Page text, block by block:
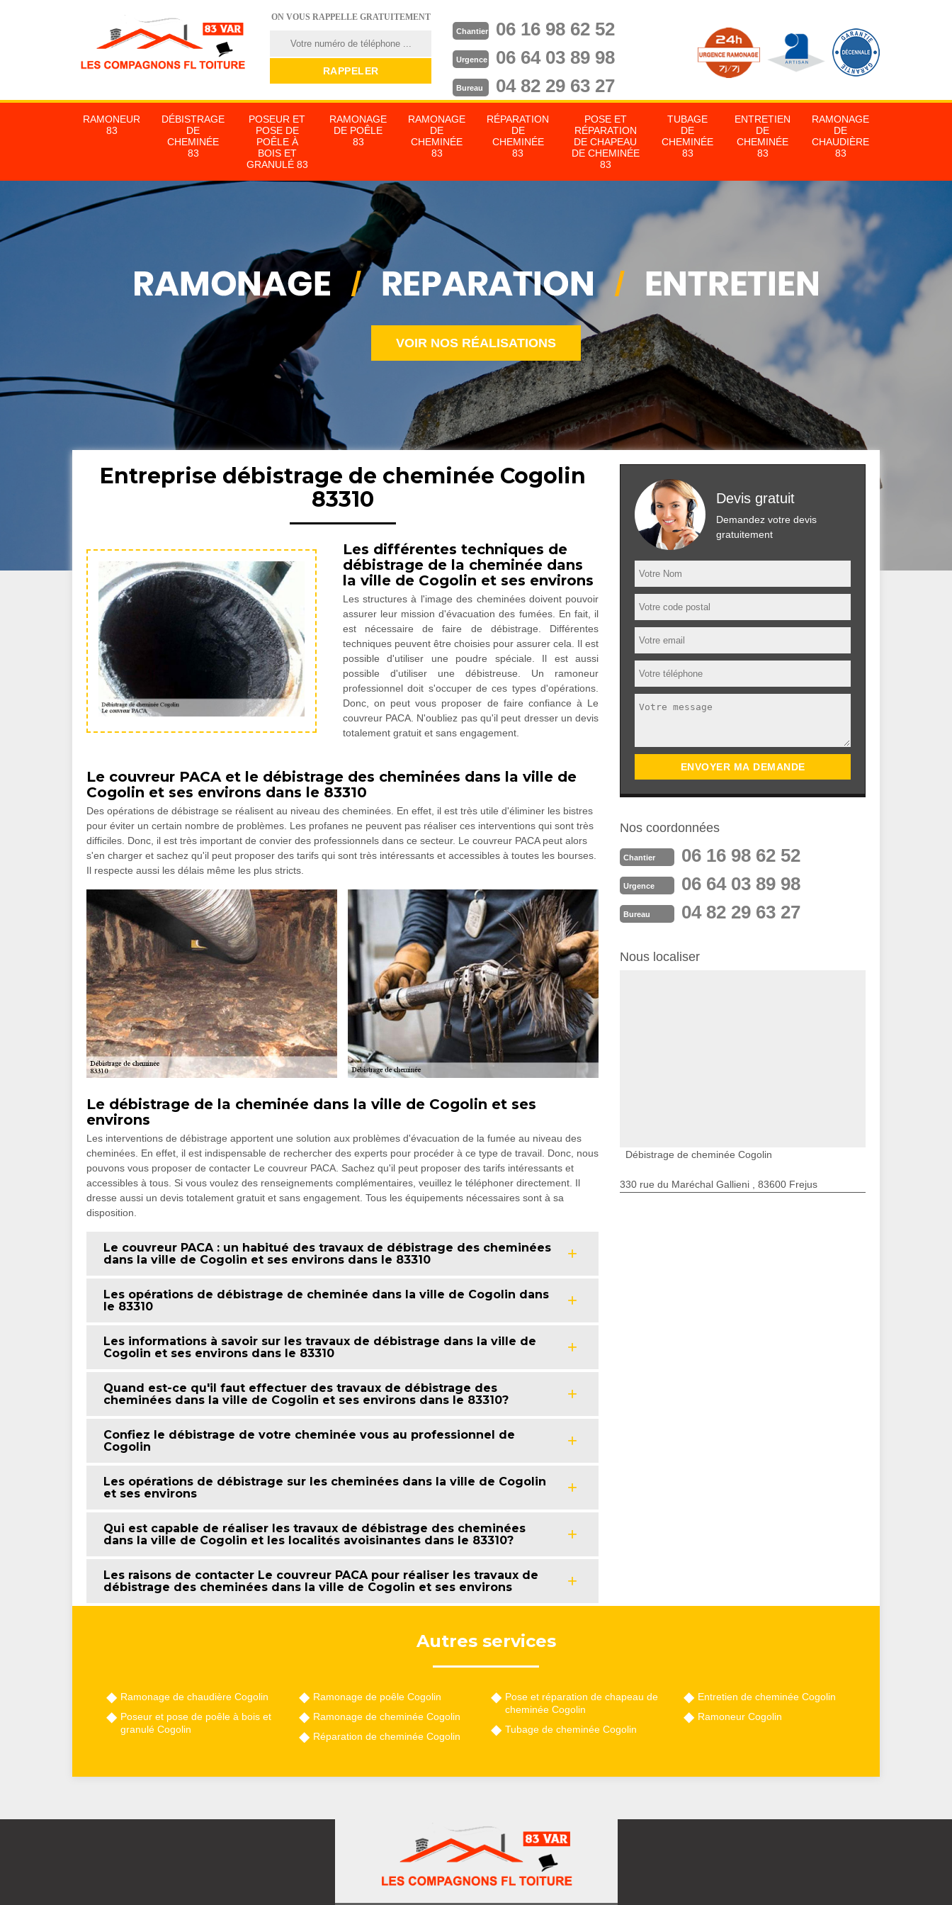
ON VOUS RAPPELLE GRATUITEMENT
Chantier 06 16 98 62 52
Urgence 06 64 03 89 98
Bureau 04 82 29 63 27
RAMONEUR
83
DÉBISTRAGE
DE
CHEMINÉE
83
POSEUR ET
POSE DE
POÊLE À
BOIS ET
GRANULÉ 83
RAMONAGE
DE POÊLE
83
RAMONAGE
DE
CHEMINÉE
83
RÉPARATION
DE
CHEMINÉE
83
POSE ET
RÉPARATION
DE CHAPEAU
DE CHEMINÉE
83
TUBAGE
DE
CHEMINÉE
83
ENTRETIEN
DE
CHEMINÉE
83
RAMONAGE
DE
CHAUDIÈRE
83
VOIR NOS RÉALISATIONS
Entreprise débistrage de cheminée Cogolin
83310
Les différentes techniques de
débistrage de la cheminée dans
la ville de Cogolin et ses environs
Les structures à l'image des cheminées doivent pouvoir
assurer leur mission d'évacuation des fumées. En fait, il
est nécessaire de faire de débistrage. Différentes
techniques peuvent être choisies pour assurer cela. Il est
possible d'utiliser une poudre spéciale. Il est aussi
possible d'utiliser une débistreuse. Un ramoneur
professionnel doit s'occuper de ces types d'opérations.
Donc, on peut vous proposer de faire confiance à Le
couvreur PACA. N'oubliez pas qu'il peut dresser un devis
totalement gratuit et sans engagement.
Le couvreur PACA et le débistrage des cheminées dans la ville de
Cogolin et ses environs dans le 83310
Des opérations de débistrage se réalisent au niveau des cheminées. En effet, il est très utile d'éliminer les bistres
pour éviter un certain nombre de problèmes. Les profanes ne peuvent pas réaliser ces interventions qui sont très
difficiles. Donc, il est très important de convier des professionnels dans ce secteur. Le couvreur PACA peut alors
s'en charger et sachez qu'il peut proposer des tarifs qui sont très intéressants et accessibles à toutes les bourses.
Il respecte aussi les délais même les plus stricts.
Le débistrage de la cheminée dans la ville de Cogolin et ses
environs
Les interventions de débistrage apportent une solution aux problèmes d'évacuation de la fumée au niveau des
cheminées. En effet, il est indispensable de rechercher des experts pour procéder à ce type de travail. Donc, nous
pouvons vous proposer de contacter Le couvreur PACA. Sachez qu'il peut proposer des tarifs intéressants et
accessibles à tous. Si vous voulez des renseignements complémentaires, veuillez le téléphoner directement. Il
dresse aussi un devis totalement gratuit et sans engagement. Tous les équipements nécessaires sont à sa
disposition.
Le couvreur PACA : un habitué des travaux de débistrage des cheminées
dans la ville de Cogolin et ses environs dans le 83310
Les opérations de débistrage de cheminée dans la ville de Cogolin dans
le 83310
Les informations à savoir sur les travaux de débistrage dans la ville de
Cogolin et ses environs dans le 83310
Quand est-ce qu'il faut effectuer des travaux de débistrage des
cheminées dans la ville de Cogolin et ses environs dans le 83310?
Confiez le débistrage de votre cheminée vous au professionnel de
Cogolin
Les opérations de débistrage sur les cheminées dans la ville de Cogolin
et ses environs
Qui est capable de réaliser les travaux de débistrage des cheminées
dans la ville de Cogolin et les localités avoisinantes dans le 83310?
Les raisons de contacter Le couvreur PACA pour réaliser les travaux de
débistrage des cheminées dans la ville de Cogolin et ses environs
Devis gratuit
Demandez votre devis
gratuitement
Nos coordonnées
Chantier 06 16 98 62 52
Urgence 06 64 03 89 98
Bureau 04 82 29 63 27
Nous localiser
Débistrage de cheminée Cogolin
330 rue du Maréchal Gallieni , 83600 Frejus
Autres services
Ramonage de chaudière Cogolin
Poseur et pose de poêle à bois et
granulé Cogolin
Ramonage de poêle Cogolin
Ramonage de cheminée Cogolin
Réparation de cheminée Cogolin
Pose et réparation de chapeau de
cheminée Cogolin
Tubage de cheminée Cogolin
Entretien de cheminée Cogolin
Ramoneur Cogolin